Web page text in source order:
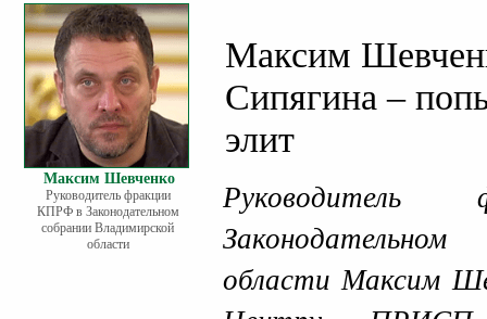
Максим Шевченко
Руководитель фракции
КПРФ в Законодательном
собрании Владимирской
области
Максим
Сипягина –
элит
области Максим